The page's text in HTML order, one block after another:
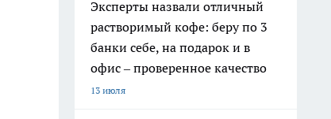
Эксперты назвали отличный
растворимый кофе: беру по 3
банки себе, на подарок и в
офис – проверенное качество
13 июля